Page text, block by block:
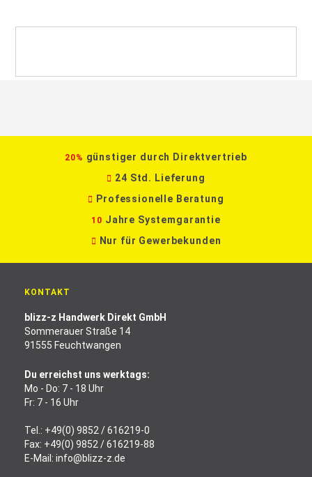
20% günstiger durch Direktvertrieb
24 Std. Lieferung
Professionelle Beratung
10 Jahre Systemgarantie
Nur für Gewerbekunden
KONTAKT
blizz-z Handwerk Direkt GmbH
Sommerauer Straße 14
91555 Feuchtwangen
Du erreichst uns werktags:
Mo - Do: 7 - 18 Uhr
Fr: 7 - 16 Uhr
Tel.: +49(0) 9852 / 616219-0
Fax: +49(0) 9852 / 616219-88
E-Mail: info@blizz-z.de